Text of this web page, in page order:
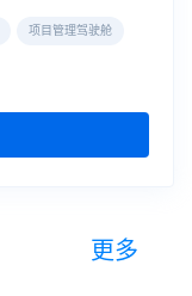
项目管理驾驶舱
更多